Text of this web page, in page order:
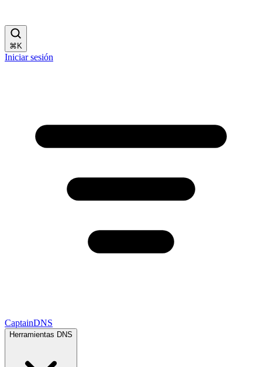
⌘ K
Iniciar sesión
CaptainDNS
Herramientas DNS